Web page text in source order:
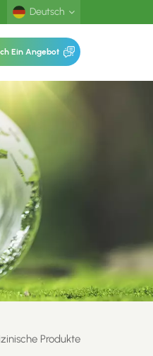
Deutsch
Ein Angebot
Produkte